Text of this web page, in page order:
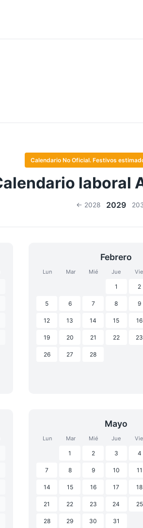
Calendario No Oficial. Festivos
laboral
← 2028 2029
Febrero
Lun Mar Mié Jue Vie
1 2
5 6 7 8 9
12 13 14 15 16
19 20 21 22 23
26 27 28
Mayo
Lun Mar Mié Jue Vie
1 2 3 4
7 8 9 10 11
14 15 16 17 18
21 22 23 24 25
28 29 30 31